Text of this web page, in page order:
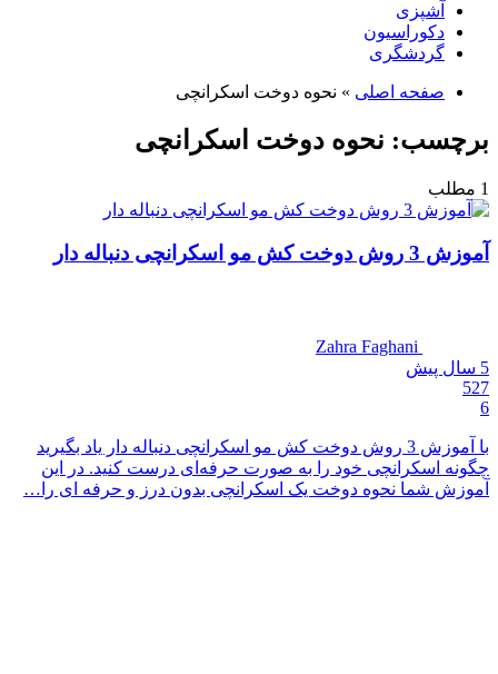
آشپزی
دکوراسیون
گردشگری
صفحه اصلی » نحوه دوخت اسکرانچی
برچسب: نحوه دوخت اسکرانچی
1 مطلب
آموزش 3 روش دوخت کش مو اسکرانچی دنباله دار
Zahra Faghani
5 سال
پیش
527
6
با آموزش 3 روش دوخت کش مو اسکرانچی دنباله دار یاد بگیرید
چگونه اسکرانچی خود را به صورت حرفه‌ای درست کنید. در این
آموزش شما نحوه دوخت یک اسکرانچی بدون درز و حرفه ای را…